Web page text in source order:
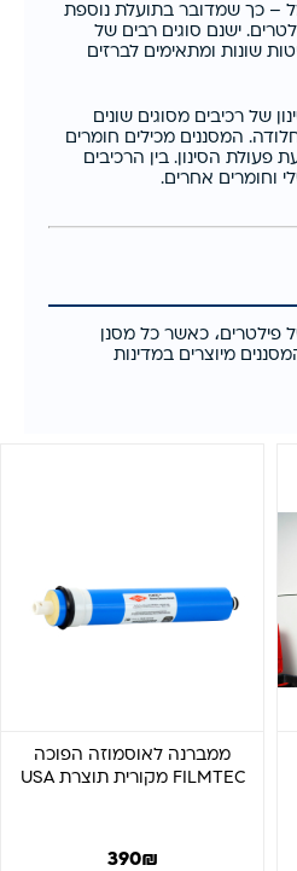
– כך שמדובר בתועלת נוספת
ישנם סוגים רבים של
שונות ומתאימים לברזים
של רכיבים מסוגים שונים
המסננים מכילים חומרים
הסינון. בין הרכיבים
וחומרים אחרים.
פילטרים، כאשר כל מסנן
מיוצרים במדינות
ממברנה לאוסמוזה הפוכה
FILMTEC מקורית תוצרת USA
390₪